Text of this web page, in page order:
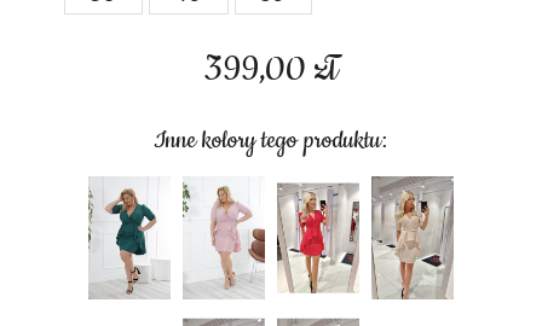
399,00 zł
Inne kolory tego produktu: